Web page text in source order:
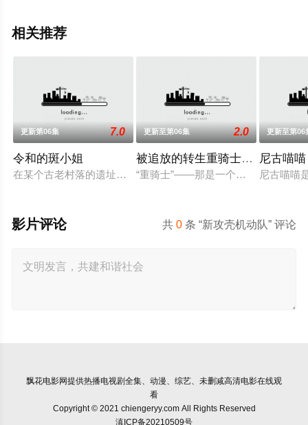
相关推荐
更新第06集 7.0
令和的斑小姐
在某个古老村落的遗址深处，那一片禁止入内的区域里，存在着
更新至第06集 2.0
被追放的转生重骑士用游戏知识
“重骑士”——那是一个以防御为主，
更新至第06
尼古喵喵
尼古喵喵
共0 条 “新攻壳机动队” 评论
影片评论
飘花电影网提供热播电视剧全集、动漫、综艺、未删减高清电影在线观
看
Copyright © 2021 chiengeryy.com All Rights Reserved
滇ICP备20210509号